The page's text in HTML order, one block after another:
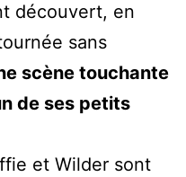
découvert, en
sans
scène touchante
de ses petits
et Wilder sont